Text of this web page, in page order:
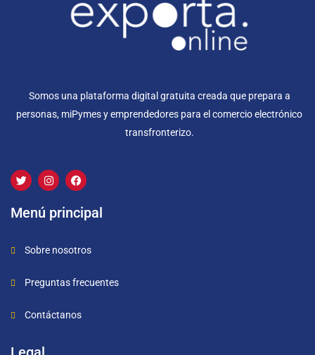
Somos una plataforma digital gratuita creada que prepara a
personas, miPymes y emprendedores para el comercio electrónico
transfronterizo.
Menú principal
Sobre nosotros
Preguntas frecuentes
Contáctanos